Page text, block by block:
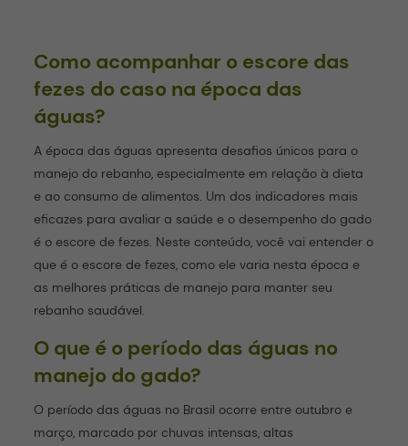
Como acompanhar o escore das
fezes do caso na época das
águas?
A época das águas apresenta desafios únicos para o
manejo do rebanho, especialmente em relação à dieta
e ao consumo de alimentos. Um dos indicadores mais
eficazes para avaliar a saúde e o desempenho do gado
é o escore de fezes. Neste conteúdo, você vai entender o
que é o escore de fezes, como ele varia nesta época e
as melhores práticas de manejo para manter seu
rebanho saudável.
O que é o período das águas no
manejo do gado?
O período das águas no Brasil ocorre entre outubro e
março, marcado por chuvas intensas, altas